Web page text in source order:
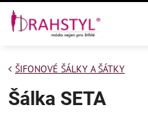
ŠIFONOVÉ ŠÁLKY A ŠÁTKY
Šálka SETA